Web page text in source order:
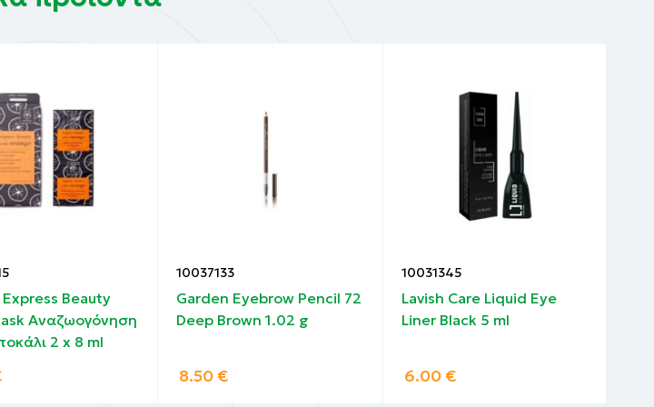
τις παρακάτω κινήσεις:
από την εσωτερική γωνία του
τις βλεφαρίδες. Πιέστε ελαφρά στη
άκρες, για περισσότερο όγκο και καλύτερο
Beauty
Αναζωογόνηση
2 x 8 ml
10037133
Garden Eyebrow Pencil 72
Deep Brown 1.02 g
8.50 €
10031345
Lavish Care Liquid Eye
Liner Black 5 ml
6.00 €